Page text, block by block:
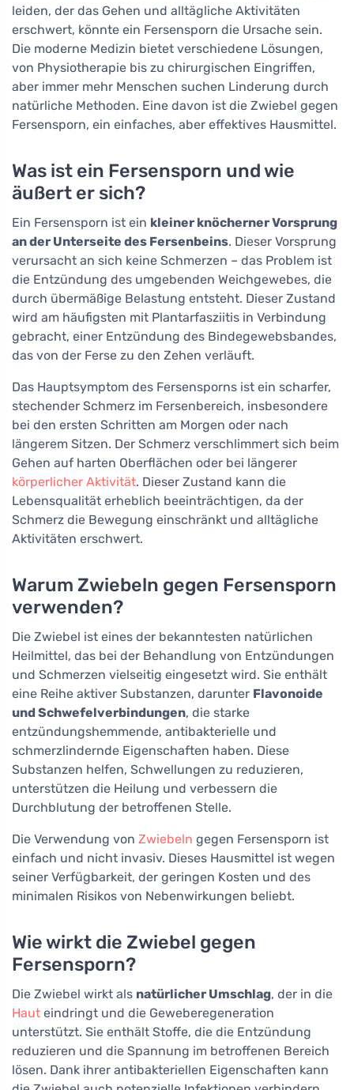
leiden, der das Gehen und alltägliche Aktivitäten
erschwert, könnte ein Fersensporn die Ursache sein.
Die moderne Medizin bietet verschiedene Lösungen,
von Physiotherapie bis zu chirurgischen Eingriffen,
aber immer mehr Menschen suchen Linderung durch
natürliche Methoden. Eine davon ist die Zwiebel gegen
Fersensporn, ein einfaches, aber effektives Hausmittel.
Was ist ein Fersensporn und wie
äußert er sich?
Ein Fersensporn ist ein kleiner knöcherner Vorsprung
an der Unterseite des Fersenbeins. Dieser Vorsprung
verursacht an sich keine Schmerzen – das Problem ist
die Entzündung des umgebenden Weichgewebes, die
durch übermäßige Belastung entsteht. Dieser Zustand
wird am häufigsten mit Plantarfasziitis in Verbindung
gebracht, einer Entzündung des Bindegewebsbandes,
das von der Ferse zu den Zehen verläuft.
Das Hauptsymptom des Fersensporns ist ein scharfer,
stechender Schmerz im Fersenbereich, insbesondere
bei den ersten Schritten am Morgen oder nach
längerem Sitzen. Der Schmerz verschlimmert sich beim
Gehen auf harten Oberflächen oder bei längerer
körperlicher Aktivität. Dieser Zustand kann die
Lebensqualität erheblich beeinträchtigen, da der
Schmerz die Bewegung einschränkt und alltägliche
Aktivitäten erschwert.
Warum Zwiebeln gegen Fersensporn
verwenden?
Die Zwiebel ist eines der bekanntesten natürlichen
Heilmittel, das bei der Behandlung von Entzündungen
und Schmerzen vielseitig eingesetzt wird. Sie enthält
eine Reihe aktiver Substanzen, darunter Flavonoide
und Schwefelverbindungen, die starke
entzündungshemmende, antibakterielle und
schmerzlindernde Eigenschaften haben. Diese
Substanzen helfen, Schwellungen zu reduzieren,
unterstützen die Heilung und verbessern die
Durchblutung der betroffenen Stelle.
Die Verwendung von Zwiebeln gegen Fersensporn ist
einfach und nicht invasiv. Dieses Hausmittel ist wegen
seiner Verfügbarkeit, der geringen Kosten und des
minimalen Risikos von Nebenwirkungen beliebt.
Wie wirkt die Zwiebel gegen
Fersensporn?
Die Zwiebel wirkt als natürlicher Umschlag, der in die
Haut eindringt und die Geweberegeneration
unterstützt. Sie enthält Stoffe, die die Entzündung
reduzieren und die Spannung im betroffenen Bereich
lösen. Dank ihrer antibakteriellen Eigenschaften kann